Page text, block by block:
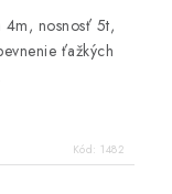
4m, nosnosť 5t,
ťažkých
Kód: 1482